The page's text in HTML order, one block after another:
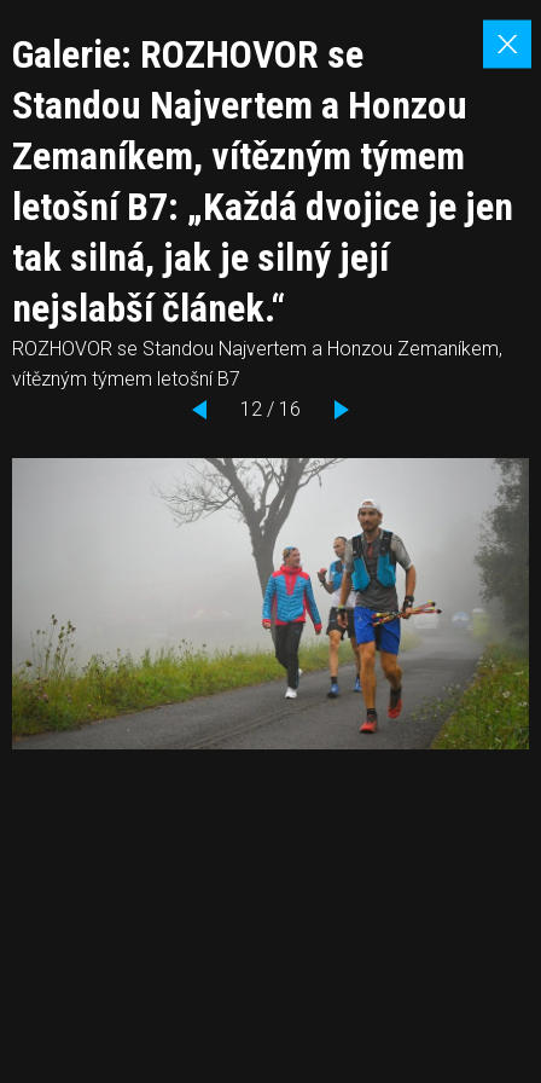
Galerie: ROZHOVOR se
Standou Najvertem a Honzou
Zemaníkem, vítězným týmem
letošní B7: „Každá dvojice je jen
tak silná, jak je silný její
nejslabší článek.“
ROZHOVOR se Standou Najvertem a Honzou Zemaníkem,
vítězným týmem letošní B7
12 / 16